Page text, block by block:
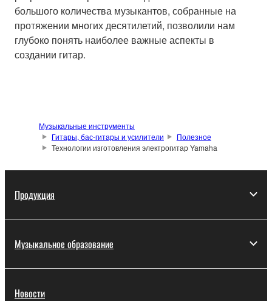
большого количества музыкантов, собранные на
протяжении многих десятилетий, позволили нам
глубоко понять наиболее важные аспекты в
создании гитар.
Музыкальные инструменты
Гитары, бас-гитары и усилители
Полезное
Технологии изготовления электрогитар Yamaha
Продукция
Музыкальное образование
Новости